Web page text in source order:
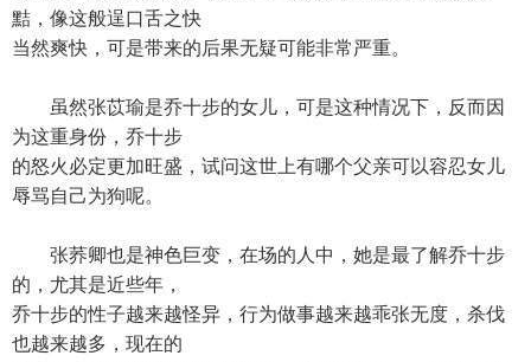
黠，像这般逞口舌之快
当然爽快，可是带来的后果无疑可能非常严重。
虽然张苡瑜是乔十步的女儿，可是这种情况下，反而因
为这重身份，乔十步
的怒火必定更加旺盛，试问这世上有哪个父亲可以容忍女儿
辱骂自己为狗呢。
张荞卿也是神色巨变，在场的人中，她是最了解乔十步
的，尤其是近些年，
乔十步的性子越来越怪异，行为做事越来越乖张无度，杀伐
也越来越多，现在的